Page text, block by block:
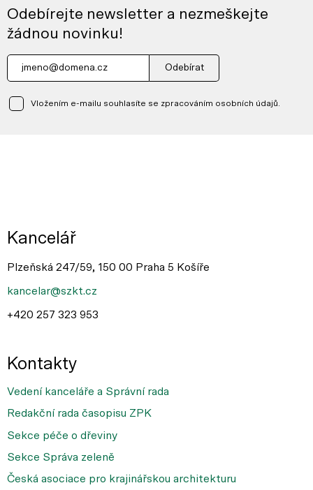
Odebírejte newsletter a nezmeškejte
žádnou novinku!
Odebírat
Vložením e-mailu souhlasíte se zpracováním osobních údajů.
Kancelář
Plzeňská 247/59, 150 00 Praha 5 Košíře
kancelar@szkt.cz
+420 257 323 953
Kontakty
Vedení kanceláře a Správní rada
Redakční rada časopisu ZPK
Sekce péče o dřeviny
Sekce Správa zeleně
Česká asociace pro krajinářskou architekturu